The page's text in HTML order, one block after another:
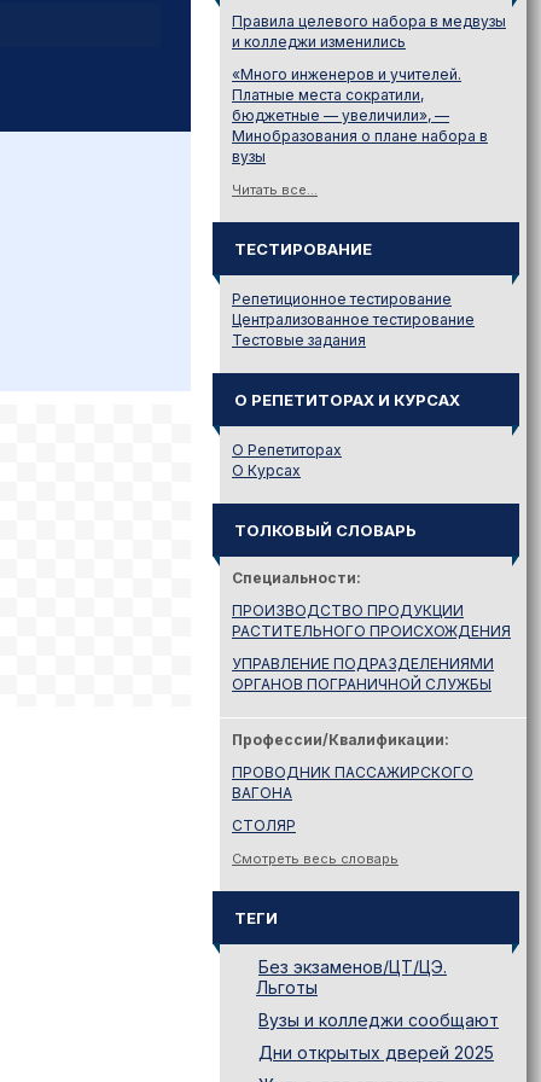
Правила целевого набора в медвузы
и колледжи изменились
«Много инженеров и учителей.
Платные места сократили,
бюджетные — увеличили», —
Минобразования о плане набора в
вузы
Читать все...
ТЕСТИРОВАНИЕ
Репетиционное тестирование
Централизованное тестирование
Тестовые задания
О РЕПЕТИТОРАХ И КУРСАХ
О Репетиторах
О Курсах
ТОЛКОВЫЙ СЛОВАРЬ
Специальности:
ПРОИЗВОДСТВО ПРОДУКЦИИ
РАСТИТЕЛЬНОГО ПРОИСХОЖДЕНИЯ
УПРАВЛЕНИЕ ПОДРАЗДЕЛЕНИЯМИ
ОРГАНОВ ПОГРАНИЧНОЙ СЛУЖБЫ
Профессии/Квалификации:
ПРОВОДНИК ПАССАЖИРСКОГО
ВАГОНА
СТОЛЯР
Смотреть весь словарь
ТЕГИ
Без экзаменов/ЦТ/ЦЭ.
Льготы
Вузы и колледжи сообщают
Дни открытых дверей 2025